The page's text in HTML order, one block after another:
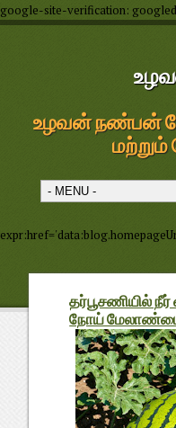
google-site-verification:
உழவன் நண்பன்
தர்பூசணியில்
நோய்